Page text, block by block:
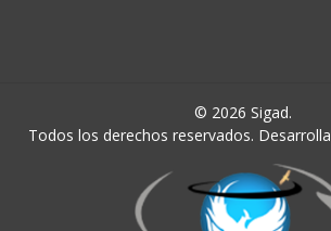
© 2026 Sigad.
Todos los derechos reservados.